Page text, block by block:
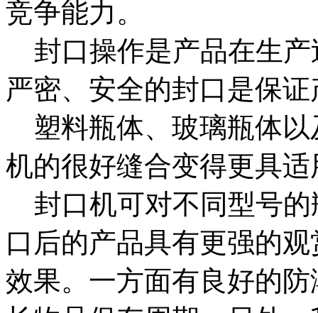
竞争能力。
封口操作是产品在生产
严密、安全的封口是保
塑料瓶体、玻璃瓶体以
机的很好缝合变得更具
封口机可对不同型号的
口后的产品具有更强的
效果。一方面有良好的